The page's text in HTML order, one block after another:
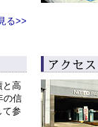
る>>
と高
の信
て参